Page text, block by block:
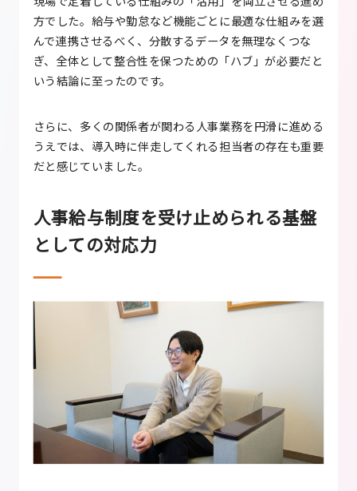
方でした。給与や勤怠など機能ごとに最適な仕組みを選
んで連携させるべく、分散するデータを無理なくつな
ぎ、全体として整合性を保つための「ハブ」が必要だと
いう結論に至ったのです。
さらに、多くの関係者が関わる人事業務を円滑に進める
うえでは、導入時に伴走してくれる担当者の存在も重要
だと感じていました。
人事給与制度を受け止められる基盤
としての対応力